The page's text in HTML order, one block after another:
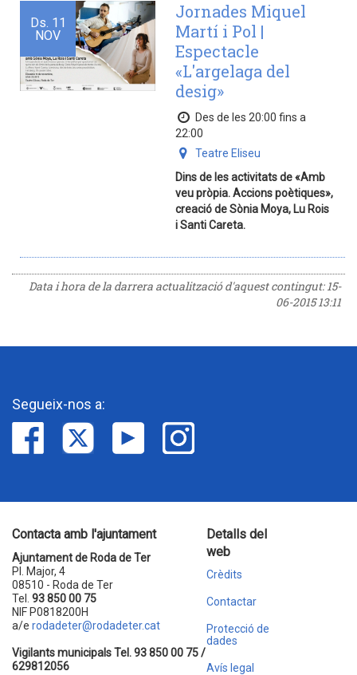
Ds. 11
NOV
Jornades Miquel
Martí i Pol |
Espectacle
«L'argelaga del
desig»
Des de les 20:00 fins a
22:00
Teatre Eliseu
Dins de les activitats de «Amb
veu pròpia. Accions poètiques»,
creació de Sònia Moya, Lu Rois
i Santi Careta.
Data i hora de la darrera actualització d'aquest contingut:15-
06-2015 13:11
Segueix-nos a:
Contacta amb l'ajuntament
Ajuntament de Roda de Ter
Pl. Major, 4
08510 - Roda de Ter
Tel. 93 850 00 75
NIF P0818200H
a/e rodadeter@rodadeter.cat
Vigilants municipals Tel. 93 850 00 75 /
629812056
Detalls del
web
Crèdits
Contactar
Protecció de
dades
Avís legal